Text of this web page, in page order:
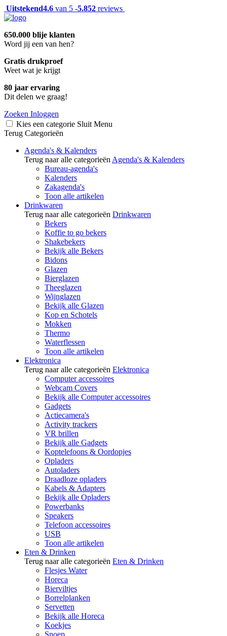
Uitstekend4.6 van 5 -5.852 reviews
650.000 blije klanten
Word jij een van hen?
Gratis drukproef
Weet wat je krijgt
80 jaar ervaring
Dit delen we graag!
Zoeken Inloggen
Kies een categorie Sluit Menu
Terug Categorieën
Agenda's & Kalenders
Terug naar alle categorieën Agenda's & Kalenders
Bureau-agenda's
Kalenders
Zakagenda's
Toon alle artikelen
Drinkwaren
Terug naar alle categorieën Drinkwaren
Bekers
Koffie to go bekers
Shakebekers
Bekijk alle Bekers
Bidons
Glazen
Bierglazen
Theeglazen
Wijnglazen
Bekijk alle Glazen
Kop en Schotels
Mokken
Thermo
Waterflessen
Toon alle artikelen
Elektronica
Terug naar alle categorieën Elektronica
Computer accessoires
Webcam Covers
Bekijk alle Computer accessoires
Gadgets
Actiecamera's
Activity trackers
VR brillen
Bekijk alle Gadgets
Koptelefoons & Oordopjes
Opladers
Autoladers
Draadloze opladers
Kabels & Adapters
Bekijk alle Opladers
Powerbanks
Speakers
Telefoon accessoires
USB
Toon alle artikelen
Eten & Drinken
Terug naar alle categorieën Eten & Drinken
Flesjes Water
Horeca
Bierviltjes
Borrelplanken
Servetten
Bekijk alle Horeca
Koekjes
Snoep